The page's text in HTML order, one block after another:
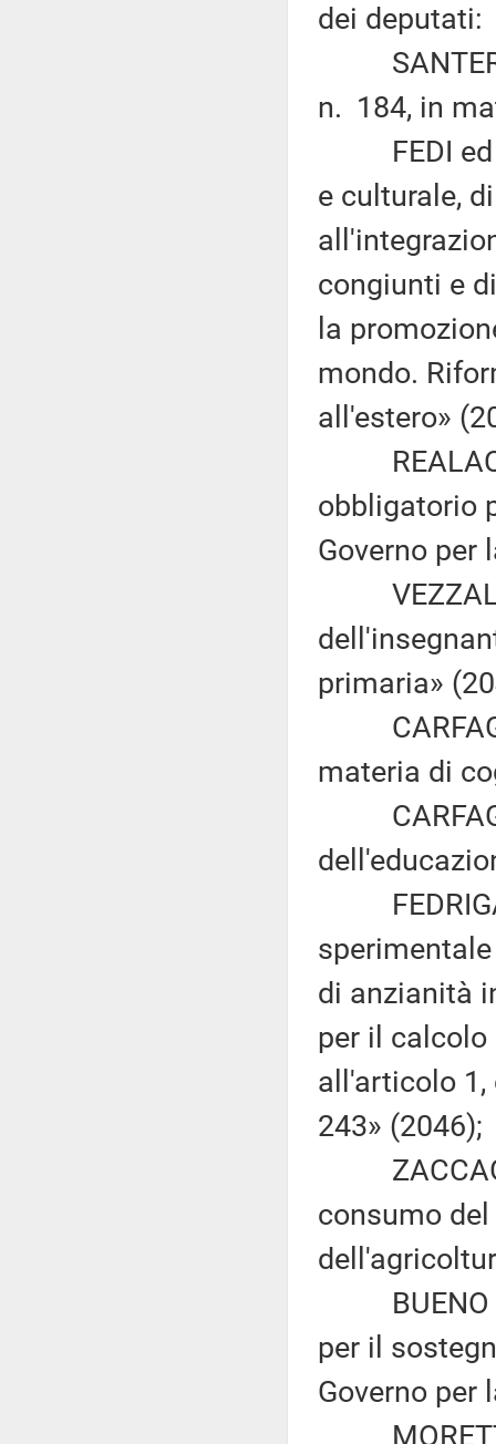
dei deputati:
n. 184, in
FEDI ed
e culturale,
congiunti e
la
mondo.
all'estero»
obbligatorio
Governo per
VEZZALI:
primaria»
materia di
FEDRIGA:
di anzianità
per il
all'articolo
243» (2046);
consumo
BUENO e
per il
Governo per
MORETTI